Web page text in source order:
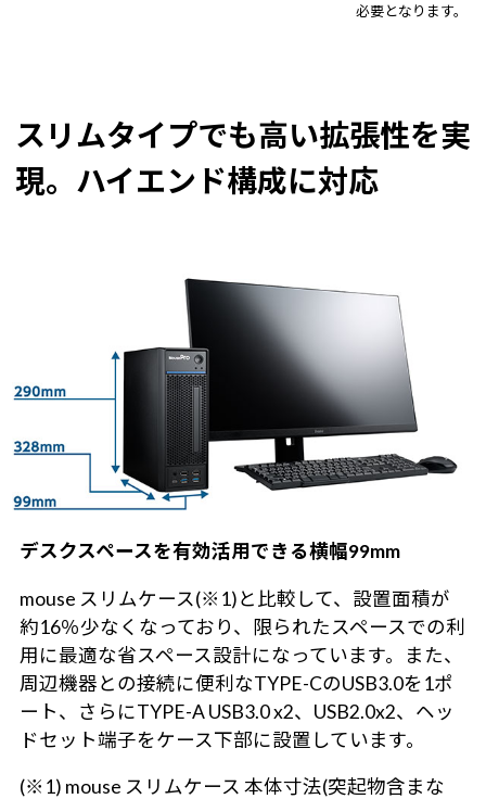
必要となります。
スリムタイプでも高い拡張性を実
現。ハイエンド構成に対応
デスクスペースを有効活用できる横幅99mm
mouse スリムケース(※1)と比較して、設置面積が
約16％少なくなっており、限られたスペースでの利
用に最適な省スペース設計になっています。また、
周辺機器との接続に便利なTYPE-CのUSB3.0を1ポ
ート、さらにTYPE-A USB3.0 x2、USB2.0x2、ヘッ
ドセット端子をケース下部に設置しています。
(※1) mouse スリムケース 本体寸法(突起物含まな